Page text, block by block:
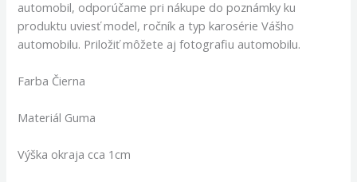
automobil, odporúčame pri nákupe do poznámky ku
produktu uviesť model, ročník a typ karosérie Vášho
automobilu. Priložiť môžete aj fotografiu automobilu.
Farba Čierna
Materiál Guma
Výška okraja cca 1cm